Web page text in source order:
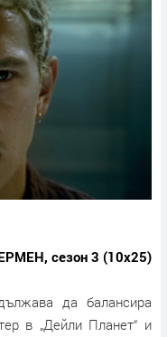
сезон 3 (10х25)
да балансира
в „Дейли Планет“ и